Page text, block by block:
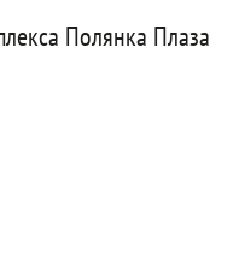
Полянка Плаза